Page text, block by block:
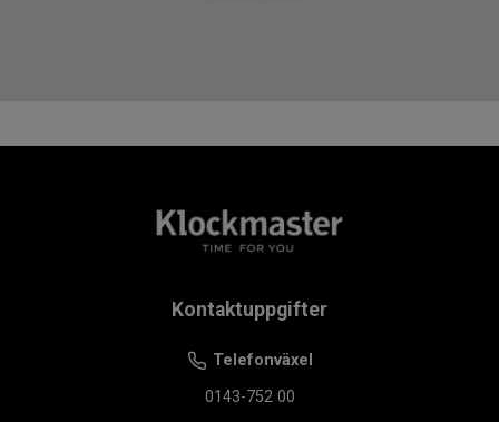
Kontaktuppgifter
Telefonväxel
0143-752 00